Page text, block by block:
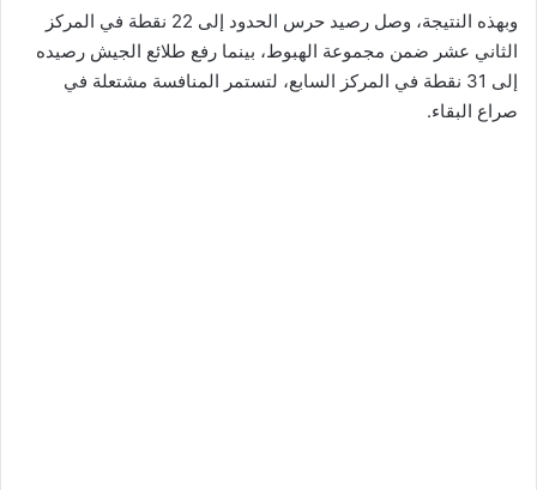
وبهذه النتيجة، وصل رصيد حرس الحدود إلى 22 نقطة في المركز
الثاني عشر ضمن مجموعة الهبوط، بينما رفع طلائع الجيش رصيده
إلى 31 نقطة في المركز السابع، لتستمر المنافسة مشتعلة في
صراع البقاء.